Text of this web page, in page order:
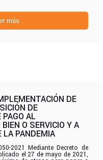
más
DE
DE
AL
O SERVICIO Y A
LA PANDEMIA
2021 Mediante Decreto de
el 27 de mayo de 2021,